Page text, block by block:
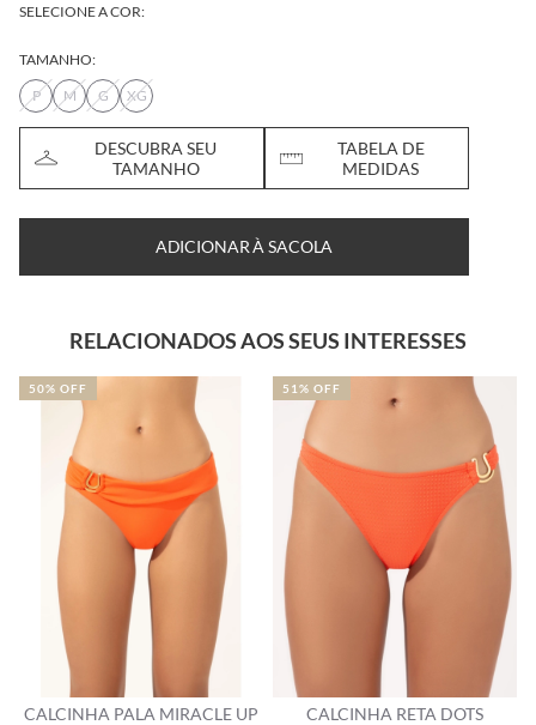
SELECIONE A COR:
TAMANHO:
P
M G XG
DESCUBRA SEU
TAMANHO
TABELA DE
MEDIDAS
ADICIONAR À SACOLA
RELACIONADOS AOS SEUS INTERESSES
CALCINHA PALA MIRACLE UP
50% OFF
CALCINHA RETA DOTS
51% OFF